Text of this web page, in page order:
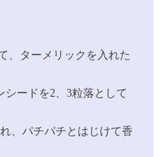
、ターメリックを入れた
シードを2、3粒落として
、パチパチとはじけて香